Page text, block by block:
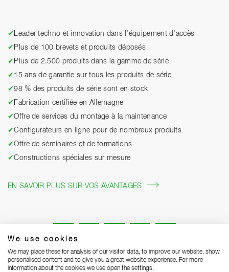
We use cookies
We may place these for analysis of our visitor data, to improve our website, show
personalised content and to give you a great website experience. For more
information about the cookies we use open the settings.
✔
Leader techno et innovation dans l'équipement d'accès
✔ Plus de 100 brevets et produits déposés
✔ Plus de 2.500 produits dans la gamme de série
✔ 15 ans de garantie sur tous les produits de série
✔98 % des produits de série sont en stock
✔ Fabrication certifiée en Allemagne
✔Offre de services du montage à la maintenance
✔Configurateurs en ligne pour de nombreux produits
✔Offre de séminaires et de formations
✔Constructions spéciales sur mesure
EN SAVOIR PLUS SUR VOS AVANTAGES